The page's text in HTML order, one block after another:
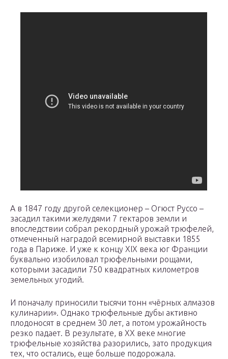
А в 1847 году другой селекционер – Огюст Руссо –
засадил такими желудями 7 гектаров земли и
впоследствии собрал рекордный урожай трюфелей,
отмеченный наградой всемирной выставки 1855
года в Париже. И уже к концу XIX века юг Франции
буквально изобиловал трюфельными рощами,
которыми засадили 750 квадратных километров
земельных угодий.
И поначалу приносили тысячи тонн «чёрных алмазов
кулинарии». Однако трюфельные дубы активно
плодоносят в среднем 30 лет, а потом урожайность
резко падает. В результате, в XX веке многие
трюфельные хозяйства разорились, зато продукция
тех, что остались, еще больше подорожала.